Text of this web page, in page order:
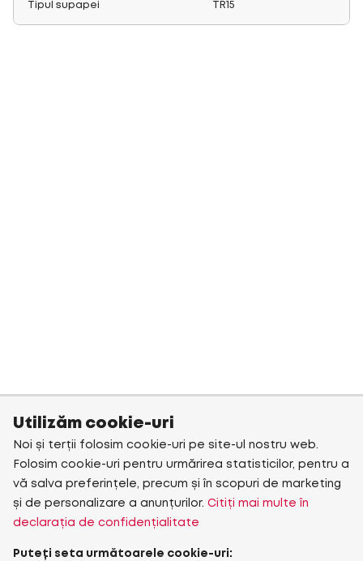
Tipul supapei TR15
Utilizăm cookie-uri
Noi și terții folosim cookie-uri pe site-ul nostru web.
Folosim cookie-uri pentru urmărirea statisticilor, pentru a
vă salva preferințele, precum și în scopuri de marketing
și de personalizare a anunțurilor. Citiți mai multe în
declarația de confidențialitate
Puteți seta următoarele cookie-uri: